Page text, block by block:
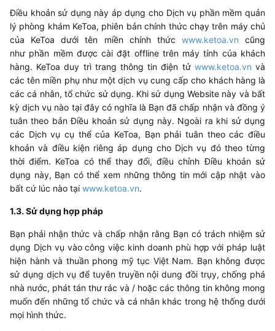
Điều khoản sử dụng này áp dụng cho Dịch vụ phần mềm quản
lý phòng khám KeToa, phiên bản chính thức chạy trên máy chủ
của KeToa dưới tên miền chính thức www.ketoa.vn cũng
như phần mềm được cài đặt offline trên máy tính của khách
hàng. KeToa duy trì trang thông tin điện tử www.ketoa.vn và
các tên miền phụ như một dịch vụ cung cấp cho khách hàng là
các cá nhân, tổ chức sử dụng. Khi sử dụng Website này và bất
kỳ dịch vụ nào tại đây có nghĩa là Bạn đã chấp nhận và đồng ý
tuân theo bản Điều khoản sử dụng này. Ngoài ra khi sử dụng
các Dịch vụ cụ thể của KeToa, Bạn phải tuân theo các điều
khoản và điều kiện riêng áp dụng cho Dịch vụ đó theo từng
thời điểm. KeToa có thể thay đổi, điều chỉnh Điều khoản sử
dụng này, Bạn có thể xem những thông tin mới cập nhật vào
bất cứ lúc nào tại www.ketoa.vn.
1.3. Sử dụng hợp pháp
Bạn phải nhận thức và chấp nhận rằng Bạn có trách nhiệm sử
dụng Dịch vụ vào công việc kinh doanh phù hợp với pháp luật
hiện hành và thuần phong mỹ tục Việt Nam. Bạn không được
sử dụng dịch vụ để tuyên truyền nội dung đồi trụy, chống phá
nhà nước, phát tán thư rác và / hoặc các thông tin không mong
muốn đến những tổ chức và cá nhân khác trong hệ thống dưới
mọi hình thức.